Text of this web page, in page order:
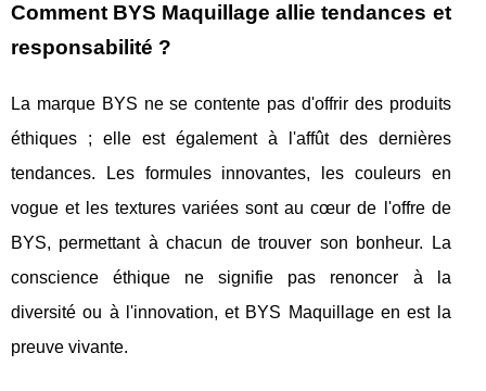
Comment BYS Maquillage allie tendances et
responsabilité ?
La marque BYS ne se contente pas d'offrir des produits
éthiques ; elle est également à l'affût des dernières
tendances. Les formules innovantes, les couleurs en
vogue et les textures variées sont au cœur de l'offre de
BYS, permettant à chacun de trouver son bonheur. La
conscience éthique ne signifie pas renoncer à la
diversité ou à l'innovation, et BYS Maquillage en est la
preuve vivante.